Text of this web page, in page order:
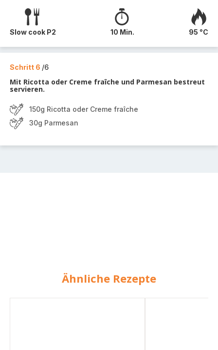
Slow cook P2 10 Min. 95 °C
Schritt 6 /6
Mit Ricotta oder Creme fraîche und Parmesan bestreut
servieren.
150g Ricotta oder Creme fraîche
30g Parmesan
Ähnliche Rezepte